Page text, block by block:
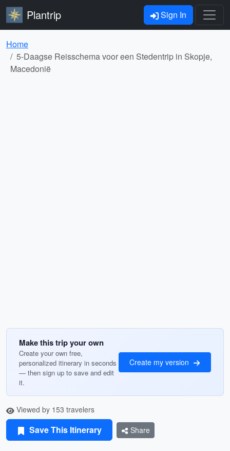
Plantrip Sign In
Home
5-Daagse Reisschema voor een Stedentrip in Skopje,
Macedonië
Make this trip your own
Create your own free,
personalized itinerary in seconds
— then sign up to save and edit
it.
Create my version
Viewed by 153 travelers
Save This Itinerary Share